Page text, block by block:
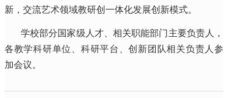
新，交流艺术领域教研创一体化发展创新模式。
学校部分国家级人才、相关职能部门主要负责人，
各教学科研单位、科研平台、创新团队相关负责人参
加会议。